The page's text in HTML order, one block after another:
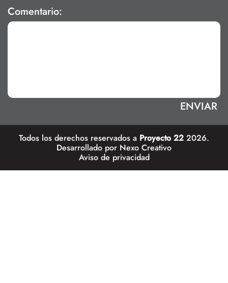
Comentario:
Todos los derechos reservados a Proyecto 22 2026.
Desarrollado por Nexo Creativo
Aviso de privacidad